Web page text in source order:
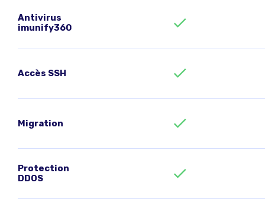
Antivirus
imunify360
Accès SSH
Migration
Protection
DDOS